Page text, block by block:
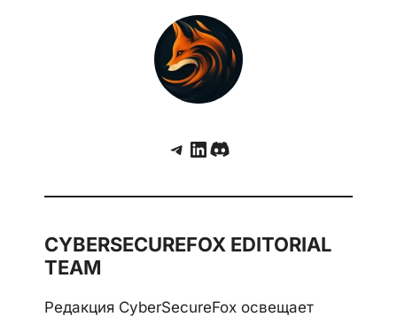
Telegram
LinkedIn
Discord
CYBERSECUREFOX EDITORIAL
TEAM
Редакция CyberSecureFox освещает